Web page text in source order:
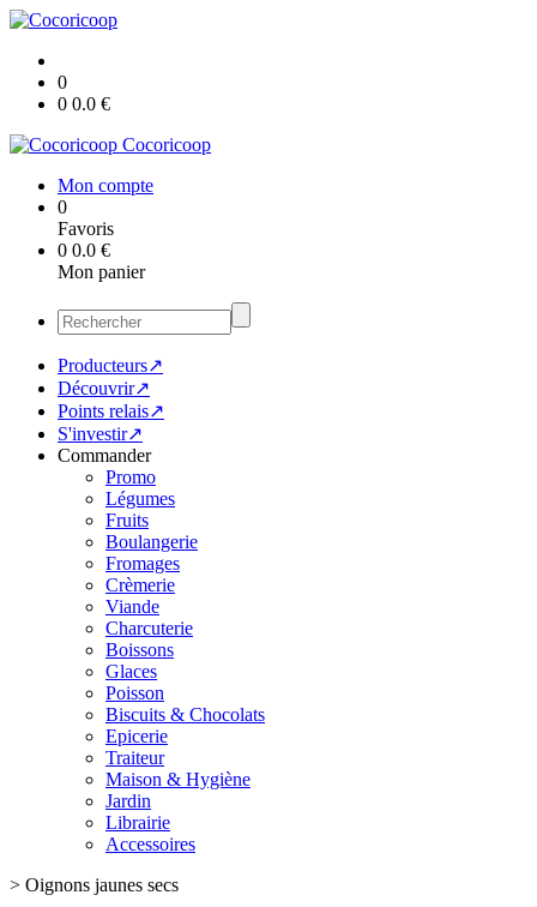
0
0 0.0 €
Cocoricoop
Mon compte
0
Favoris
0 0.0 €
Mon panier
Producteurs↗
Découvrir↗
Points relais↗
S'investir↗
Commander
Promo
Légumes
Fruits
Boulangerie
Fromages
Crèmerie
Viande
Charcuterie
Boissons
Glaces
Poisson
Biscuits & Chocolats
Epicerie
Traiteur
Maison & Hygiène
Jardin
Librairie
Accessoires
> Oignons jaunes secs